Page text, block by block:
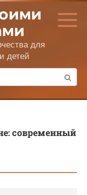
для
детей
современный